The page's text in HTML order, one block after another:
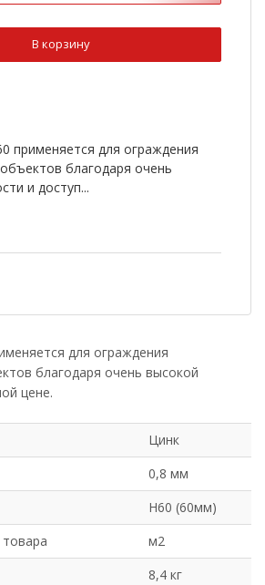
Ral 9003
Ral 8022
Ral 5021
Ral 7005
В корзину
применяется для ограждения
благодаря очень
и доступ...
для ограждения
благодаря очень высокой
цене.
Цинк
0,8 мм
Н60 (60мм)
м2
8,4 кг